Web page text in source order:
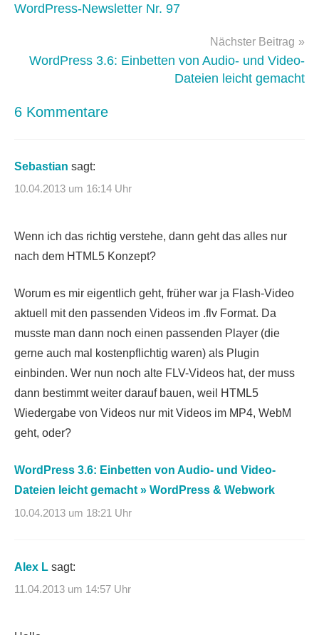
WordPress-Newsletter Nr. 97
Nächster Beitrag
WordPress 3.6: Einbetten von Audio- und Video-
Dateien leicht gemacht
6 Kommentare
Sebastian sagt:
10.04.2013 um 16:14 Uhr
Wenn ich das richtig verstehe, dann geht das alles nur
nach dem HTML5 Konzept?
Worum es mir eigentlich geht, früher war ja Flash-Video
aktuell mit den passenden Videos im .flv Format. Da
musste man dann noch einen passenden Player (die
gerne auch mal kostenpflichtig waren) als Plugin
einbinden. Wer nun noch alte FLV-Videos hat, der muss
dann bestimmt weiter darauf bauen, weil HTML5
Wiedergabe von Videos nur mit Videos im MP4, WebM
geht, oder?
WordPress 3.6: Einbetten von Audio- und Video-
Dateien leicht gemacht » WordPress & Webwork
10.04.2013 um 18:21 Uhr
Alex L sagt:
11.04.2013 um 14:57 Uhr